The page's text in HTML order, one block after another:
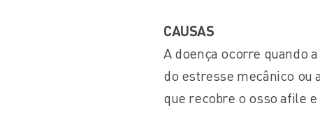
CAUSAS
A doença ocorre quando
do estresse mecânico ou
que recobre o osso afile